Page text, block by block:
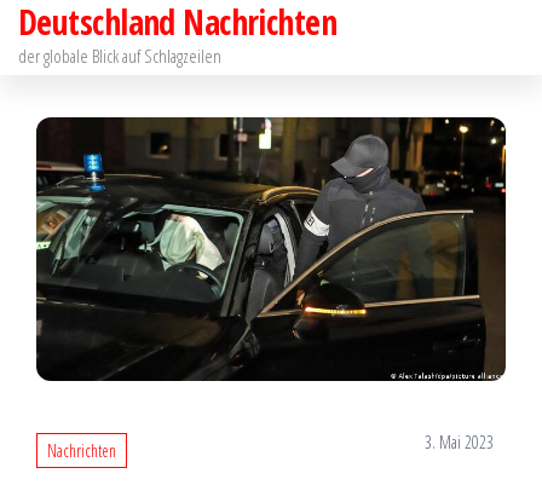
Zum
Inhalt
Deutschland Nachrichten
der globale Blick auf Schlagzeilen
Nachrichten 3. Mai 2023